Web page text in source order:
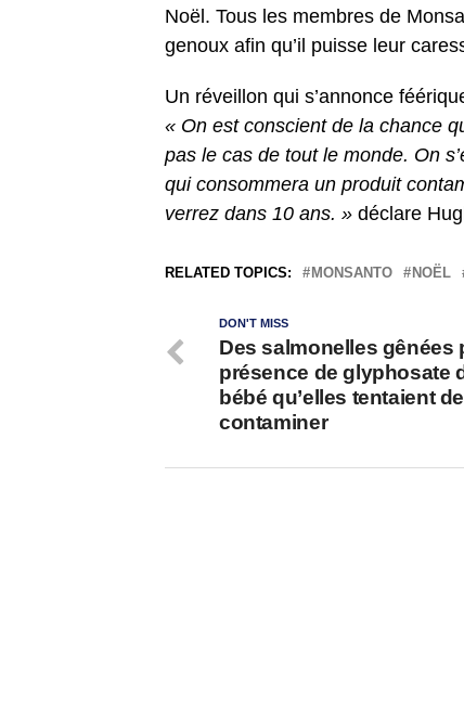
Noël. Tous les membres de
genoux afin qu’il puisse leur
Un réveillon qui s’annonce
« On est conscient de la chance
pas le cas de tout le monde. On
qui consommera un produit
verrez dans 10 ans. » déclare
RELATED TOPICS: MONSANTO NOËL
DON'T MISS
Des salmonelles gênées
présence de glyphosate
bébé qu’elles tentaient de
contaminer